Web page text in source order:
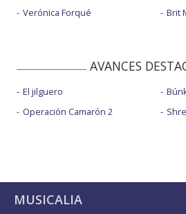
Verónica Forqué
Brit
AVANCES
El jilguero
Operación Camarón 2
MUSICALIA